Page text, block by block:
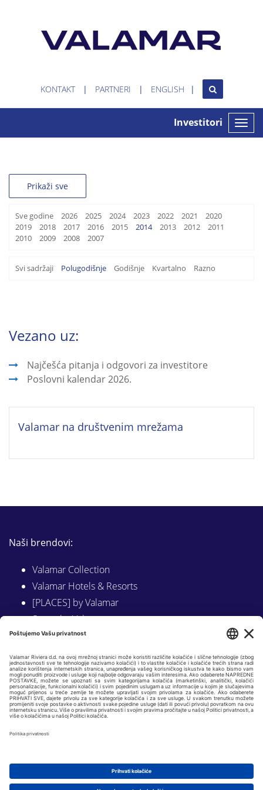
KONTAKT PARTNERI ENGLISH
Toggle
Investitori
Prikaži sve
Sve godine 2026 2025 2024 2023 2022 2021
2020
2019
2018 2017 2016 2015 2014 2013 2012
2011
2010
2009 2008 2007
Svi sadržaji Polugodišnje Godišnje Kvartalno Razno
Vezano uz:
Najčešća pitanja i odgovori za investitore
Poslovni kalendar 2026.
Valamar na društvenim mrežama
Naši brendovi:
Valamar Collection
Valamar Hotels & Resorts
[PLACES] by Valamar
Sunny by Valamar
Valamar Camping
Istraži na Valamar.com
Slijedite nas na: